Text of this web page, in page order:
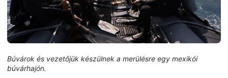
Búvárok és vezetőjük készülnek a merülésre egy mexikói
búvárhajón.